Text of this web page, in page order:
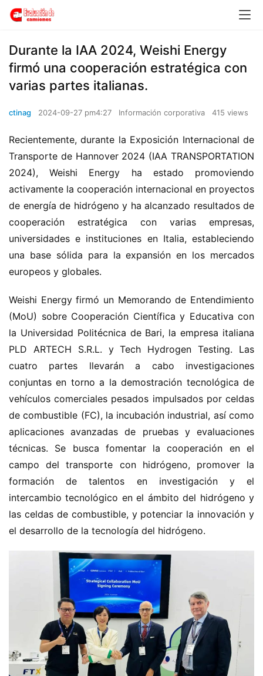
Durante la IAA 2024, Weishi Energy
firmó una cooperación estratégica con
varias partes italianas.
ctinag 2024-09-27 pm4:27 Información corporativa 415 views
Recientemente, durante la Exposición Internacional de
Transporte de Hannover 2024 (IAA TRANSPORTATION
2024), Weishi Energy ha estado promoviendo
activamente la cooperación internacional en proyectos
de energía de hidrógeno y ha alcanzado resultados de
cooperación estratégica con varias empresas,
universidades e instituciones en Italia, estableciendo
una base sólida para la expansión en los mercados
europeos y globales.
Weishi Energy firmó un Memorando de Entendimiento
(MoU) sobre Cooperación Científica y Educativa con
la Universidad Politécnica de Bari, la empresa italiana
PLD ARTECH S.R.L. y Tech Hydrogen Testing. Las
cuatro partes llevarán a cabo investigaciones
conjuntas en torno a la demostración tecnológica de
vehículos comerciales pesados impulsados por celdas
de combustible (FC), la incubación industrial, así como
aplicaciones avanzadas de pruebas y evaluaciones
técnicas. Se busca fomentar la cooperación en el
campo del transporte con hidrógeno, promover la
formación de talentos en investigación y el
intercambio tecnológico en el ámbito del hidrógeno y
las celdas de combustible, y potenciar la innovación y
el desarrollo de la tecnología del hidrógeno.